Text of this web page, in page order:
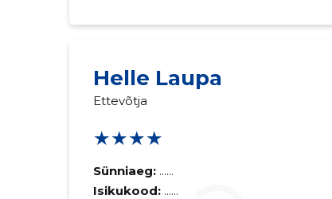
Helle Laupa
Ettevõtja
★★★★
Sünniaeg: ......
Isikukood: ......